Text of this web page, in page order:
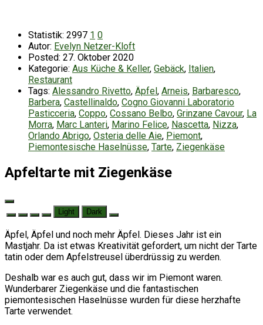
Statistik: 2997 1 0
Autor: Evelyn Netzer-Kloft
Posted: 27. Oktober 2020
Kategorie: Aus Küche & Keller, Gebäck, Italien,
Restaurant
Tags: Alessandro Rivetto, Äpfel, Arneis, Barbaresco,
Barbera, Castellinaldo, Cogno Giovanni Laboratorio
Pasticceria, Coppo, Cossano Belbo, Grinzane Cavour, La
Morra, Marc Lanteri, Marino Felice, Nascetta, Nizza,
Orlando Abrigo, Osteria delle Aie, Piemont,
Piemontesische Haselnüsse, Tarte, Ziegenkäse
Apfeltarte mit Ziegenkäse
Light Dark
Äpfel, Äpfel und noch mehr Äpfel. Dieses Jahr ist ein
Mastjahr. Da ist etwas Kreativität gefordert, um nicht der Tarte
tatin oder dem Apfelstreusel überdrüssig zu werden.
Deshalb war es auch gut, dass wir im Piemont waren.
Wunderbarer Ziegenkäse und die fantastischen
piemontesischen Haselnüsse wurden für diese herzhafte
Tarte verwendet.